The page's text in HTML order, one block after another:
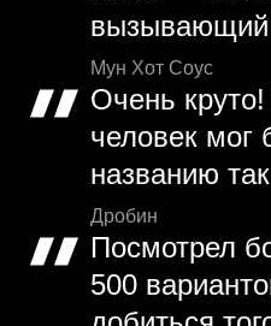
вызывающий
Мун Хот Соус
Очень
человек мог
названию
Дробин
Посмотрел
500